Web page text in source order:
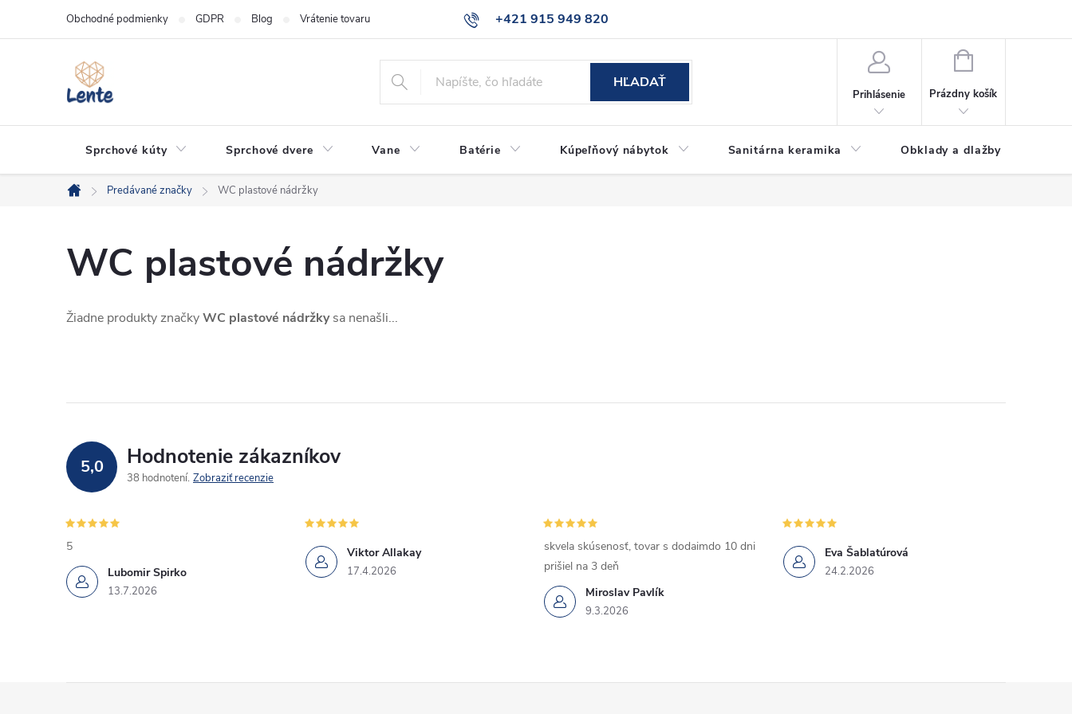
+421 915 949 820
Obchodné podmienky GDPR Blog Vrátenie tovaru
HĽADAŤ
Prihlásenie
NÁKUPNÝ
Prázdny košík
Sprchové kúty Sprchové dvere Vane Batérie Kúpeľňový nábytok Sanitárna keramika Obklady a dlažby
Domov
Predávané značky WC plastové nádržky
WC plastové nádržky
Žiadne produkty značkyWC plastové nádržkysa nenašli...
5,0 Hodnotenie zákazníkov
38 hodnotení Zobraziť recenzie
Lubomir Spirko
13.7.2026
5 Viktor Allakay
17.4.2026
Miroslav Pavlík
9.3.2026
skvela skúsenosť, tovar s dodaimdo 10 dni
prišiel na 3 deň
Eva Šablatúrová
24.2.2026